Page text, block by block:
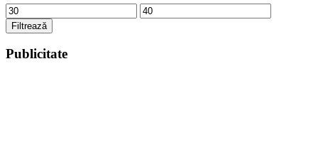
Preț
minim
Preț
maxim
Filtrează
Publicitate